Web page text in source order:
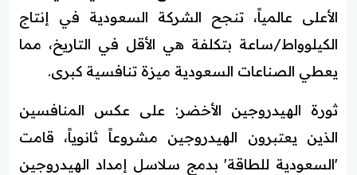
الأعلى عالمياً، تنجح الشركة السعودية في إنتاج
الكيلوواط/ساعة بتكلفة هي الأقل في التاريخ، مما
يعطي الصناعات السعودية ميزة تنافسية كبرى.
ثورة الهيدروجين الأخضر: على عكس المنافسين
الذين يعتبرون الهيدروجين مشروعاً ثانوياً، قامت
'السعودية للطاقة' بدمج سلاسل إمداد الهيدروجين